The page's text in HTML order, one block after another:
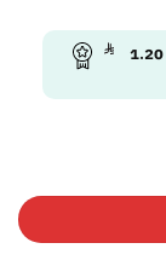
1.20